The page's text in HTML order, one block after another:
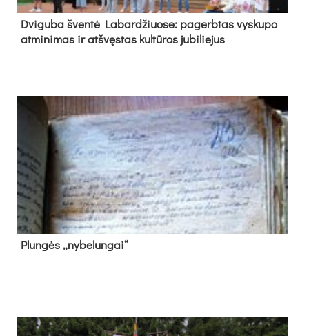
Dvi­gu­ba šven­tė La­bar­džiuo­se: pa­gerb­tas vys­ku­po
at­mi­ni­mas ir at­švęs­tas kul­tū­ros ju­bi­lie­jus
Plun­gės „ny­be­lun­gai“